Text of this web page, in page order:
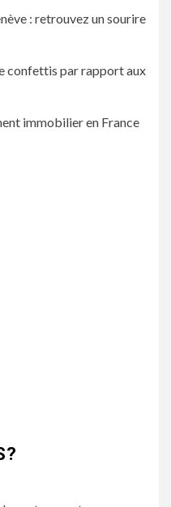
: retrouvez un sourire
confettis par rapport aux
immobilier en France